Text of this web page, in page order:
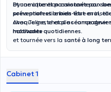
et une attention constante aux
préventionet lebien-être oral,
chaque geste et d’accompagner
habitudes quotidiennes.
Dynamique etpassionnée par
soins professionnelstout en
Avec Tuline, chaque séance
motivante
et tournée vers la santé à long
Cabinet 1